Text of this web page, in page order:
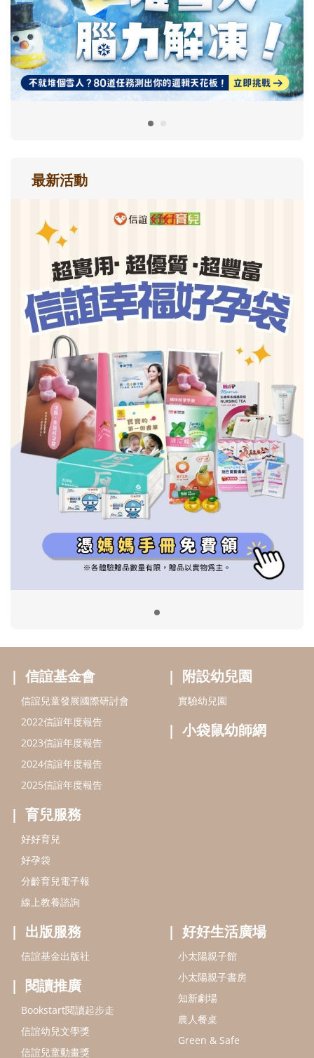
信誼基金會
2022信誼年度報告
2023信誼年度報告
2024信誼年度報告
好孕袋
分齡育兒電子報
線上教養諮詢
附設幼兒園
小袋鼠幼師網
出版服務
信誼基金出版社
閱讀推廣
Bookstart閱讀起步走
信誼幼兒文學獎
信誼兒童動畫獎
小袋鼠說故事劇團
service@hsin-yi.org.tw
信誼好好育兒
小太陽親子書房
(02)2396-5305轉2345 (週一～週五 9:00～18:00)
認識信誼 合作洽談 智慧財產權聲明
本網站建議使用IE9(含以上)或 Google Chrome 版本瀏覽器
信誼基金會/上誼文化實業股份有限公司 版權所有 ©